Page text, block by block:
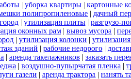
| уборка квартиры | картонные
полипропиленовые | дачный
| утилизация плиты | разгрузо-
оконных рам | вывоз мусора |
| утилизация колонки |
зданий | рабочие недорого |
| аренда такелажников | заказать
| воздушно-пупырчатая пленка |
газели | аренда трактора | нанять